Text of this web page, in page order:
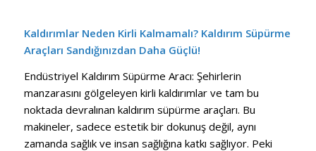
Kaldırımlar Neden Kirli Kalmamalı? Kaldırım Süpürme
Araçları Sandığınızdan Daha Güçlü!
Endüstriyel Kaldırım Süpürme Aracı: Şehirlerin
manzarasını gölgeleyen kirli kaldırımlar ve tam bu
noktada devralınan kaldırım süpürme araçları. Bu
makineler, sadece estetik bir dokunuş değil, aynı
zamanda sağlık ve insan sağlığına katkı sağlıyor. Peki